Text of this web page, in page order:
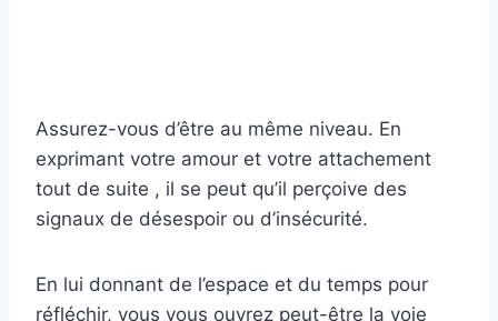
Assurez-vous d’être au même niveau. En
exprimant votre amour et votre attachement
tout de suite , il se peut qu’il perçoive des
signaux de désespoir ou d’insécurité.
En lui donnant de l’espace et du temps pour
réfléchir, vous vous ouvrez peut-être la voie